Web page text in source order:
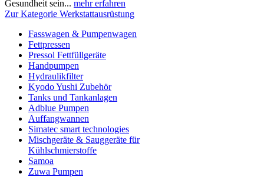
Gesundheit sein... mehr erfahren
Zur Kategorie Werkstattausrüstung
Fasswagen & Pumpenwagen
Fettpressen
Pressol Fettfüllgeräte
Handpumpen
Hydraulikfilter
Kyodo Yushi Zubehör
Tanks und Tankanlagen
Adblue Pumpen
Auffangwannen
Simatec smart technologies
Mischgeräte & Sauggeräte für
Kühlschmierstoffe
Samoa
Zuwa Pumpen